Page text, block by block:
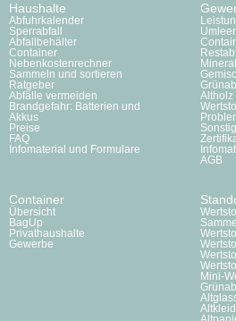
Haushalte
Abfuhrkalender
Sperrabfall
Abfallbehälter
Container
Nebenkostenrechner
Sammeln und sortieren
Ratgeber
Abfälle vermeiden
Brandgefahr: Batterien und
Akkus
Preise
FAQ
Infomaterial und Formulare
Altholz
AGB
Container
Übersicht
BagUp
Privathaushalte
Gewerbe
Mini-